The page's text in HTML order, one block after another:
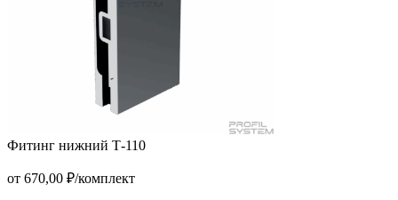
Уплотнительный профиль T-205
от 109,00₽/пог.м. В корзину
Фитинг нижний Т-110
от 670,00 ₽/комплект